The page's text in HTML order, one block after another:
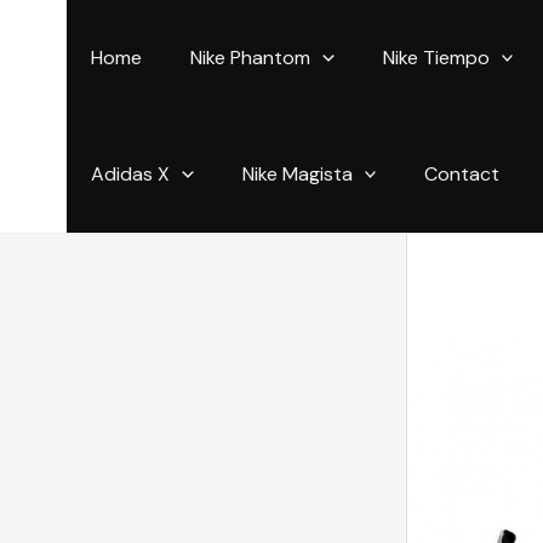
Home Nike Phantom Nike Tiempo
Adidas X Nike Magista Contact